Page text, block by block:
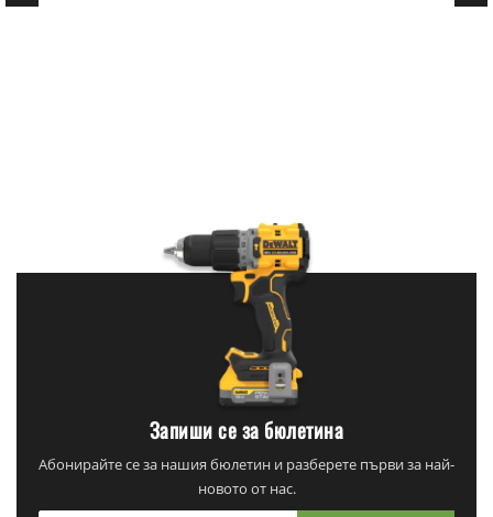
Запиши се за бюлетина
Абонирайте се за нашия бюлетин и разберете първи за най-
новото от нас.